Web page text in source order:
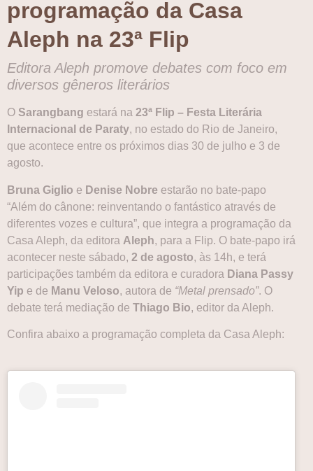
programação da Casa
Aleph na 23ª Flip
Editora Aleph promove debates com foco em
diversos gêneros literários
O Sarangbang estará na 23ª Flip – Festa Literária
Internacional de Paraty, no estado do Rio de Janeiro,
que acontece entre os próximos dias 30 de julho e 3 de
agosto.
Bruna Giglio e Denise Nobre estarão no bate-papo
“Além do cânone: reinventando o fantástico através de
diferentes vozes e cultura”, que integra a programação da
Casa Aleph, da editora Aleph, para a Flip. O bate-papo irá
acontecer neste sábado, 2 de agosto, às 14h, e terá
participações também da editora e curadora Diana Passy
Yip e de Manu Veloso, autora de “Metal prensado”. O
debate terá mediação de Thiago Bio, editor da Aleph.
Confira abaixo a programação completa da Casa Aleph: